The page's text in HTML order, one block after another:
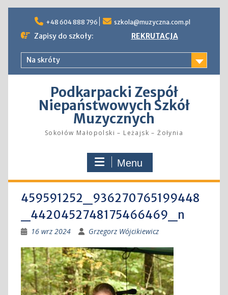
content
+48 604 888 796 szkola@muzyczna.com.pl
Zapisy do szkoły: REKRUTACJA
Na skróty
Podkarpacki Zespół
Niepaństwowych Szkół
Muzycznych
Sokołów Małopolski – Leżajsk – Żołynia
Menu
459591252_936270765199448
_4420452748175466469_n
16 wrz 2024 Grzegorz Wójcikiewicz